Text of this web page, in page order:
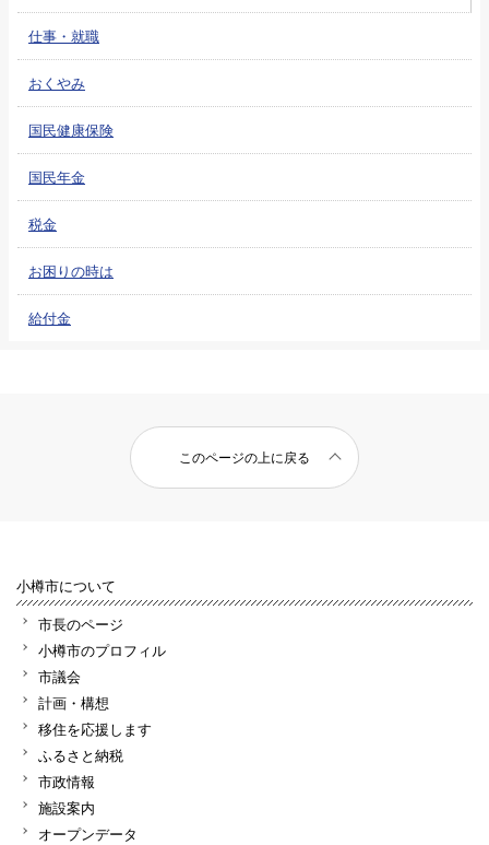
仕事・就職
おくやみ
国民健康保険
国民年金
税金
お困りの時は
給付金
このページの上に戻る
小樽市について
市長のページ
小樽市のプロフィル
市議会
計画・構想
移住を応援します
ふるさと納税
市政情報
施設案内
オープンデータ